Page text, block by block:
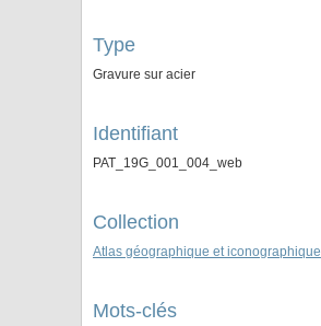
Type
Gravure sur acier
Identifiant
PAT_19G_001_004_web
Collection
Atlas géographique et iconographique
Mots-clés